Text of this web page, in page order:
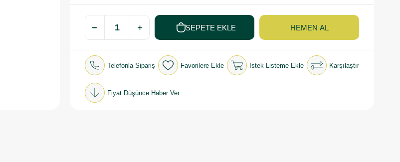
Telefonla Sipariş Favorilere Ekle İstek Listeme Ekle Karşılaştır
Fiyat Düşünce Haber Ver